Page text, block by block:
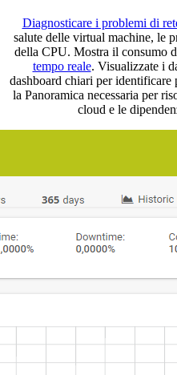
Diagnosticare i problemi di
salute delle virtual machine, le
della CPU. Mostra il consumo
tempo reale. Visualizzate i
dashboard chiari per
la Panoramica necessaria per
cloud e le